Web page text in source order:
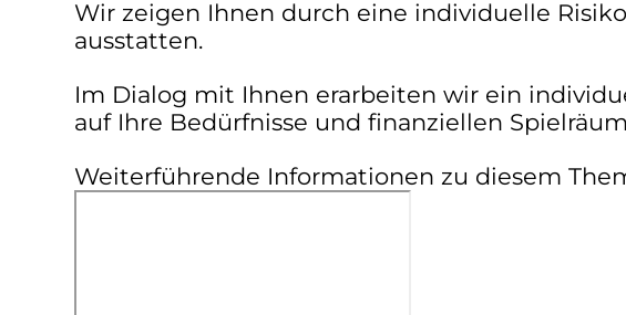
Wir zeigen Ihnen durch eine individuelle
ausstatten.
Im Dialog mit Ihnen erarbeiten wir ein
auf Ihre Bedürfnisse und finanziellen
Weiterführende Informationen zu diesem